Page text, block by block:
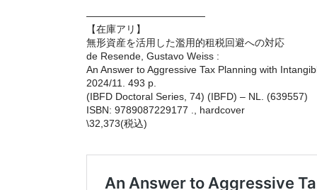
————————————
【在庫アリ】
無形資産を活用した濫用的租税回避への対応
de Resende, Gustavo Weiss :
An Answer to Aggressive Tax Planning with
2024/11. 493 p.
(IBFD Doctoral Series, 74) (IBFD) – NL. (639557)
ISBN: 9789087229177 ., hardcover
\32,373(税込)